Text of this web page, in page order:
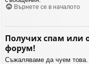
Върнете се в началото
Получих спам или
форум!
Съжаляваме да чуем